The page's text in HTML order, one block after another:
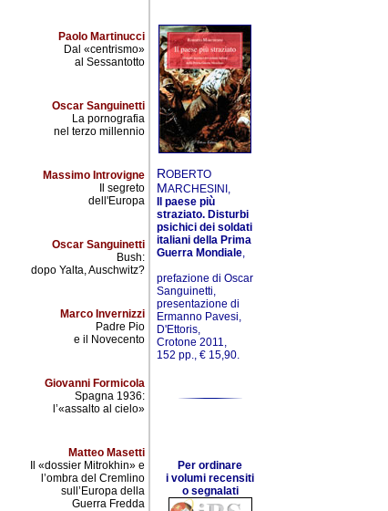
Paolo Martinucci
Dal «centrismo»
al Sessantotto
Oscar Sanguinetti
La pornografia
nel terzo millennio
Massimo Introvigne
Il segreto
dell'Europa
Oscar Sanguinetti
Bush:
dopo Yalta, Auschwitz?
Marco Invernizzi
Padre Pio
e il Novecento
Giovanni Formicola
Spagna 1936:
l’«assalto al cielo»
Matteo Masetti
Il «dossier Mitrokhin» e
l’ombra del Cremlino
sull’Europa della
Guerra Fredda
ROBERTO
MARCHESINI,
Il paese più
straziato. Disturbi
psichici dei soldati
italiani della Prima
Guerra Mondiale,
prefazione di Oscar
Sanguinetti,
presentazione di
Ermanno Pavesi,
D'Ettoris,
Crotone 2011,
152 pp., € 15,90.
Per ordinare
i volumi recensiti
o segnalati